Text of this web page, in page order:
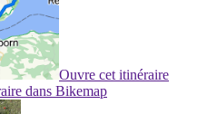
Ouvre cet itinéraire
dans Bikemap